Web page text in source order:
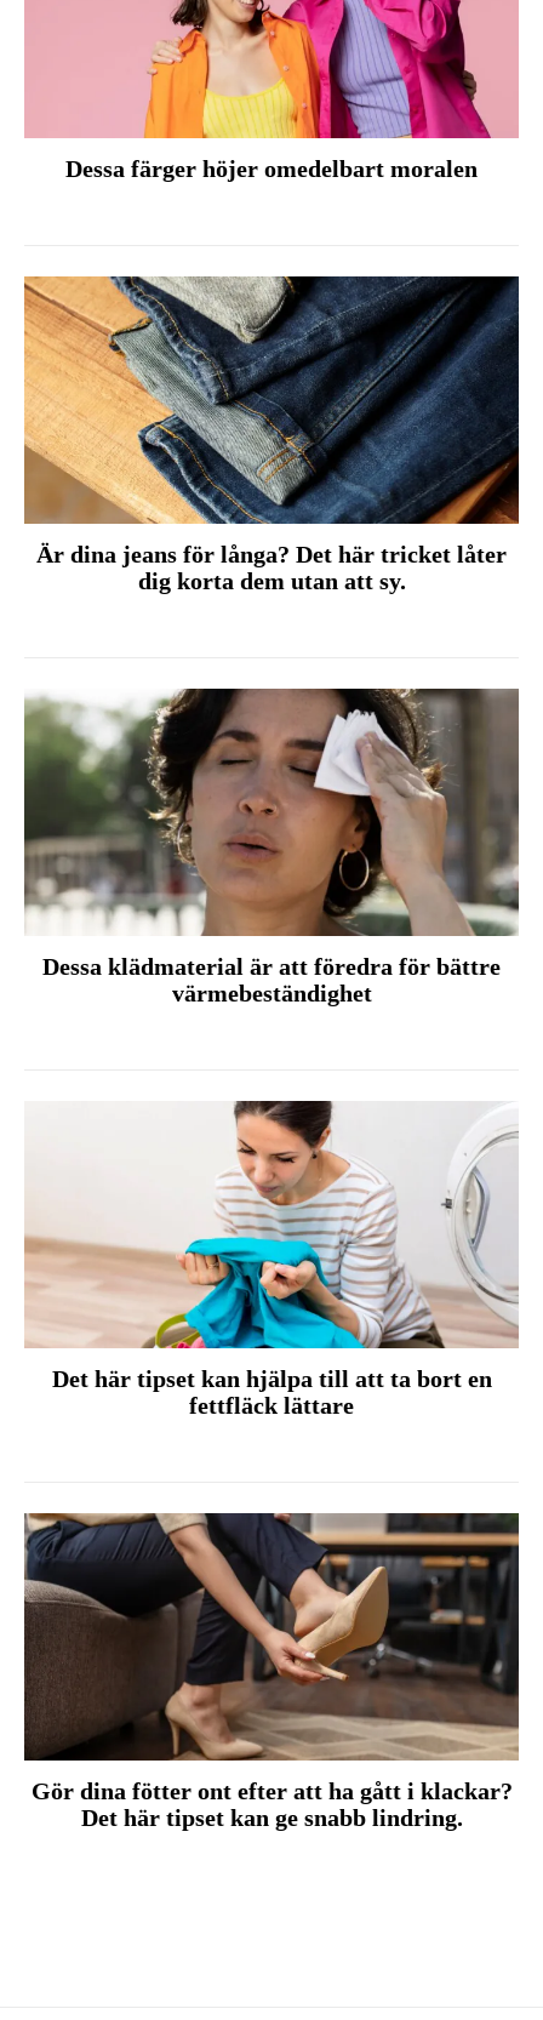
Dessa färger höjer omedelbart moralen
Är dina jeans för långa? Det här tricket låter
dig korta dem utan att sy.
Dessa klädmaterial är att föredra för bättre
värmebeständighet
Det här tipset kan hjälpa till att ta bort en
fettfläck lättare
Gör dina fötter ont efter att ha gått i klackar?
Det här tipset kan ge snabb lindring.